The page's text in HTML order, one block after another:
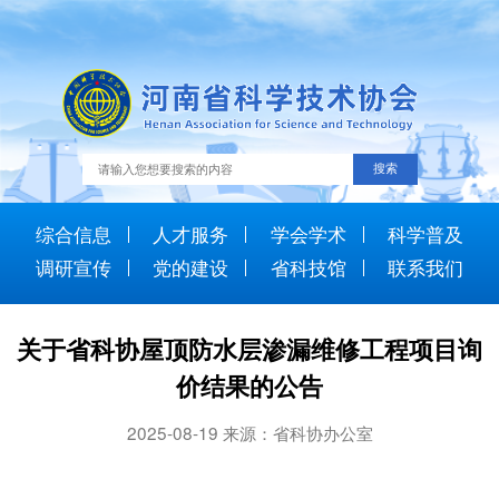
综合信息 人才服务 学会学术
科学普及
调研宣传
党的建设 省科技馆 联系我们
关于省科协屋顶防水层渗漏维修工程项目询
价结果的公告
2025-08-19 来源：省科协办公室